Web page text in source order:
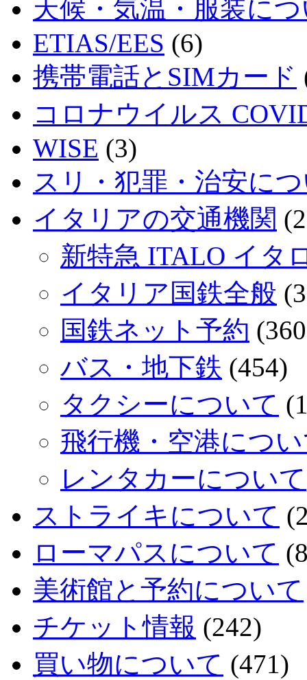
天候・気温・服装に
ETIAS/EES (6)
携帯電話とSIMカード
コロナウイルス
WISE (3)
スリ・犯罪・治安に
イタリアの交通機関
新特急 ITALO イタ
イタリア国鉄全般
国鉄ネット予約
バス・地下鉄 (454)
タクシーについて
飛行機・空港につ
レンタカーについて
ストライキについて
ローマパスについて
美術館と予約について
チケット情報 (242)
買い物について (471)